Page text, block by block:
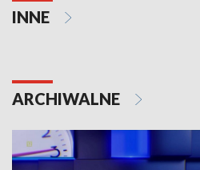
INNE
ARCHIWALNE